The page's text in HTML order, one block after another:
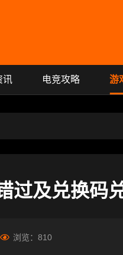
讯 电竞攻略 游
过及兑换码
浏览： 810